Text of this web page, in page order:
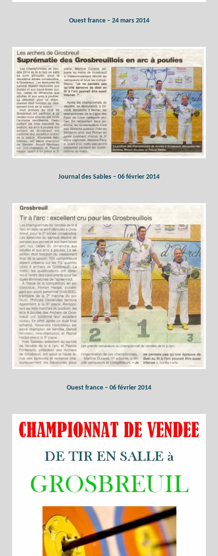
Ouest france – 24 mars 2014
Journal des Sables – 06 février 2014
Ouest france – 06 février 2014